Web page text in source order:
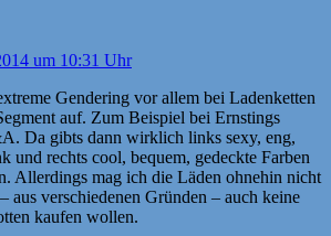
um 10:31 Uhr
Gendering vor allem bei Ladenketten
auf. Zum Beispiel bei Ernstings
Da gibts dann wirklich links sexy, eng,
und rechts cool, bequem, gedeckte Farben
Allerdings mag ich die Läden ohnehin nicht
aus verschiedenen Gründen – auch keine
kaufen wollen.